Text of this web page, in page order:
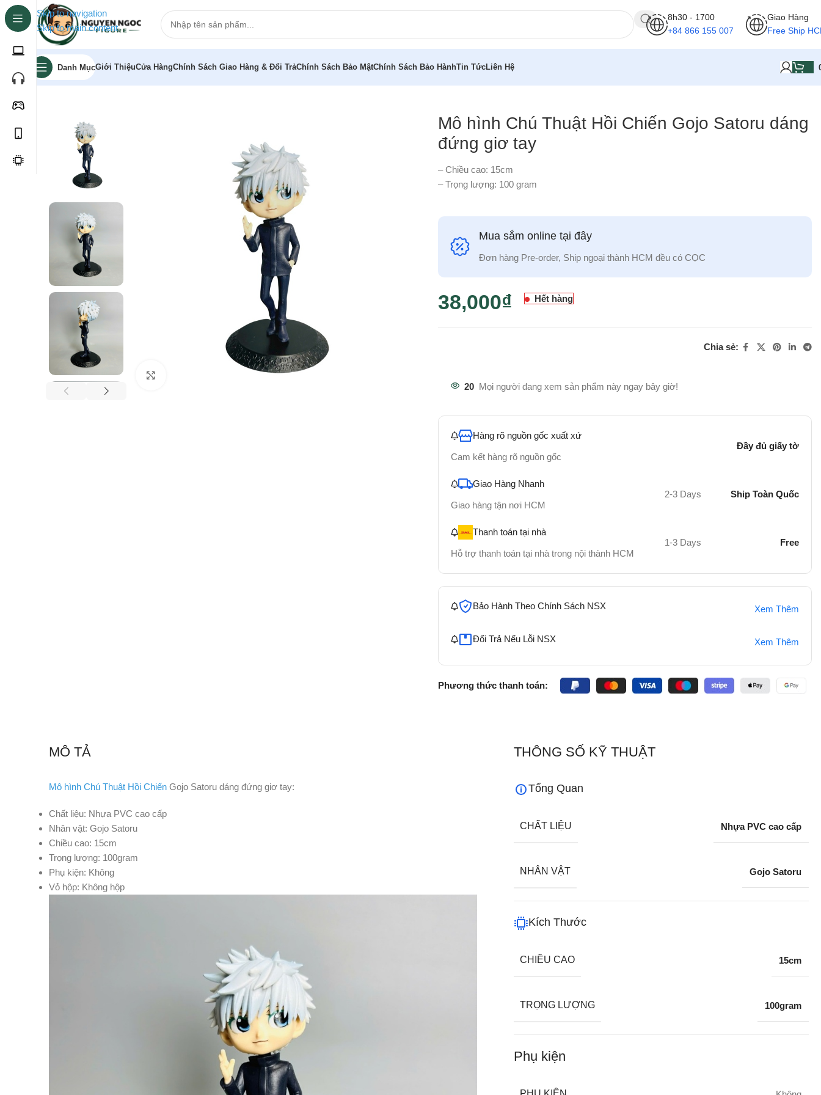
Skip to navigation
Skip to main content
8h30 - 1700
+84 866 155 007
Giao Hàng
Free Ship
Danh MụcGiới ThiệuCửa HàngChính Sách Giao Hàng & Đổi TrảChính Sách Bảo MậtChính Sách Bảo HànhTin TứcLiên Hệ
Trang chủ»
Mô hình Chú Thuật Hồi Chiến Gojo Satoru dáng
đứng giơ tay
– Chiều cao: 15cm
– Trọng lượng: 100 gram
Mua sắm online tại đây
Đơn hàng Pre-order, Ship ngoại thành HCM đều có CỌC
38,000₫ Hết hàng
Chia sẻ:
20 Mọi người đang xem sản phẩm này ngay bây giờ!
Hàng rõ nguồn gốc xuất xứ
Cam kết hàng rõ nguồn gốc
Đầy đủ giấy tờ
Giao Hàng Nhanh
Giao hàng tận nơi HCM
2-3 Days Ship Toàn Quốc
Thanh toán tại nhà
Hỗ trợ thanh toán tại nhà trong nội thành HCM
1-3 Days Free
Bảo Hành Theo Chính Sách NSX Xem Thêm
Đổi Trả Nếu Lỗi NSX Xem Thêm
Phương thức thanh toán:
MÔ TẢ
Mô hình Chú Thuật Hồi Chiến Gojo Satoru dáng đứng giơ tay:
Chất liệu: Nhựa PVC cao cấp
Nhân vật: Gojo Satoru
Chiều cao: 15cm
Trọng lượng: 100gram
Phụ kiện: Không
Vỏ hộp: Không hộp
THÔNG SỐ KỸ THUẬT
Tổng Quan
CHẤT LIỆU Nhựa PVC cao cấp
NHÂN VẬT Gojo Satoru
Kích Thước
CHIỀU CAO 15cm
TRỌNG LƯỢNG 100gram
Phụ kiện